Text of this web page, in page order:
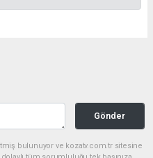
Gönder
bulunuyor ve kozatv.com.tr sitesine